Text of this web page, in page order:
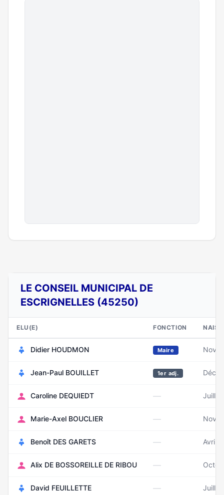
LE CONSEIL MUNICIPAL DE
ESCRIGNELLES (45250)
ELU(E) FONCTION
Didier HOUDMON Maire
Jean-Paul BOUILLET 1er adj.
Caroline DEQUIEDT — Juillet
Marie-Axel BOUCLIER —
Benoît DES GARETS — Avril
Alix DE BOSSOREILLE DE RIBOU —
David FEUILLETTE — Juillet